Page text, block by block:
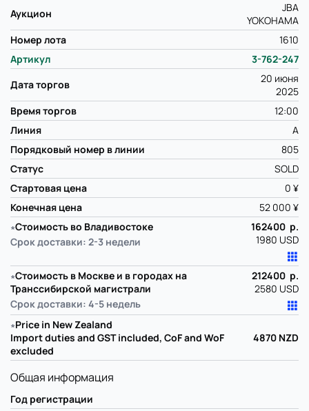
Аукцион
JBA
YOKOHAMA
Номер лота
1610
Артикул
3-762-247
Дата торгов
20 июня
2025
Время торгов
12:00
Линия
A
Порядковый номер в линии
805
Статус
SOLD
Стартовая цена
0 ¥
Конечная цена
52 000 ¥
∗Стоимость во Владивостоке
Срок доставки: 2-3 недели
162400 р.
1980 USD
∗Стоимость в Москве и в городах на
Транссибирской магистрали
Срок доставки: 4-5 недель
212400 р.
2580 USD
∗Price in New Zealand
Import duties and GST included, CoF and WoF
excluded
4870 NZD
Общая информация
Год регистрации